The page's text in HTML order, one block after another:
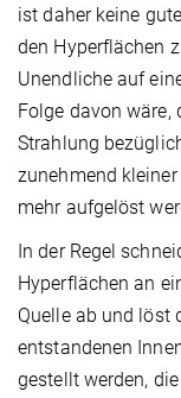
ist daher keine
den Hyperflächen
Unendliche auf
Folge davon wäre,
Strahlung
zunehmend
mehr aufgelöst
In der Regel
Hyperflächen an
Quelle ab und löst
entstandenen
gestellt werden,